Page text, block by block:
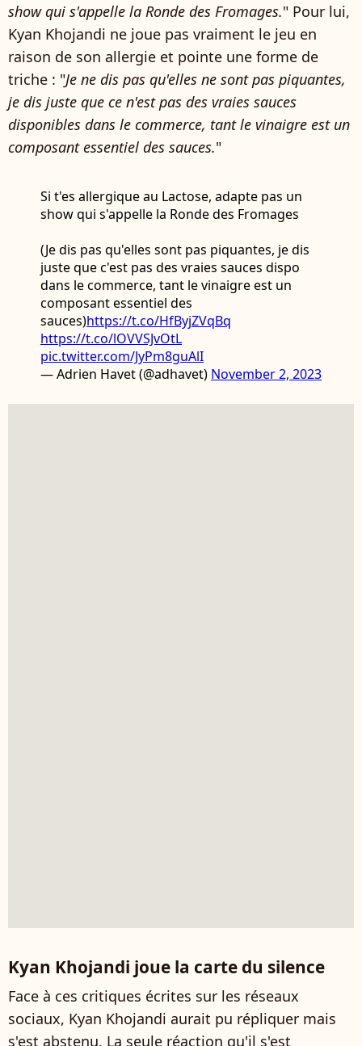
show qui s'appelle la Ronde des Fromages." Pour lui,
Kyan Khojandi ne joue pas vraiment le jeu en
raison de son allergie et pointe une forme de
triche : "Je ne dis pas qu'elles ne sont pas piquantes,
je dis juste que ce n'est pas des vraies sauces
disponibles dans le commerce, tant le vinaigre est un
composant essentiel des sauces."
Si t'es allergique au Lactose, adapte pas un
show qui s'appelle la Ronde des Fromages
(Je dis pas qu'elles sont pas piquantes, je dis
juste que c'est pas des vraies sauces dispo
dans le commerce, tant le vinaigre est un
composant essentiel des
sauces)https://t.co/HfByjZVqBq
https://t.co/lOVVSJvOtL
pic.twitter.com/JyPm8guAlI
— Adrien Havet (@adhavet) November 2, 2023
Kyan Khojandi joue la carte du silence
Face à ces critiques écrites sur les réseaux
sociaux, Kyan Khojandi aurait pu répliquer mais
s'est abstenu. La seule réaction qu'il s'est